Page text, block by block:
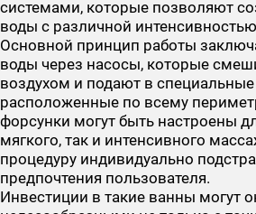
системами, которые позволяют
воды с различной
Основной принцип работы
воды через насосы, которые
воздухом и подают в
расположенные по всему
форсунки могут быть настроены
мягкого, так и интенсивного
процедуру индивидуально
предпочтения пользователя.
Инвестиции в такие ванны могут